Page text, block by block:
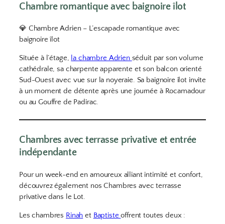
Chambre romantique avec baignoire îlot
💎 Chambre Adrien – L’escapade romantique avec
baignoire îlot
Située à l’étage, la chambre Adrien séduit par son volume
cathédrale, sa charpente apparente et son balcon orienté
Sud-Ouest avec vue sur la noyeraie. Sa baignoire îlot invite
à un moment de détente après une journée à Rocamadour
ou au Gouffre de Padirac.
Chambres avec terrasse privative et entrée
indépendante
Pour un week-end en amoureux alliant intimité et confort,
découvrez également nos Chambres avec terrasse
privative dans le Lot.
Les chambres Rinah et Baptisteoffrent toutes deux :